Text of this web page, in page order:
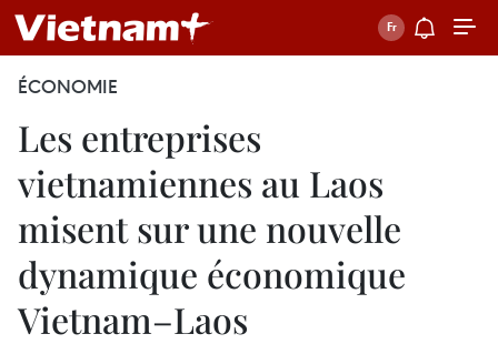
ÉCONOMIE
Les entreprises
vietnamiennes au Laos
misent sur une nouvelle
dynamique économique
Vietnam–Laos